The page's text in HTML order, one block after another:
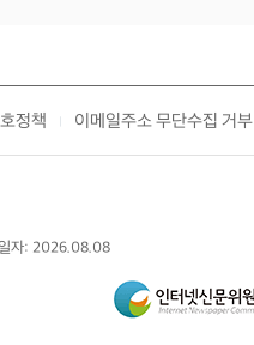
정책 이메일주소 무단수집 거부
자: 2026.08.08